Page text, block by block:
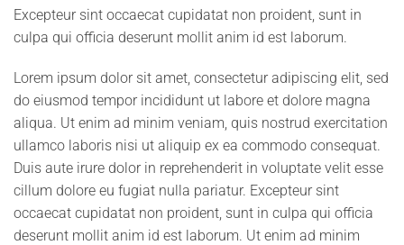
Excepteur sint occaecat cupidatat non proident, sunt in
culpa qui officia deserunt mollit anim id est laborum.
Lorem ipsum dolor sit amet, consectetur adipiscing elit, sed
do eiusmod tempor incididunt ut labore et dolore magna
aliqua. Ut enim ad minim veniam, quis nostrud exercitation
ullamco laboris nisi ut aliquip ex ea commodo consequat.
Duis aute irure dolor in reprehenderit in voluptate velit esse
cillum dolore eu fugiat nulla pariatur. Excepteur sint
occaecat cupidatat non proident, sunt in culpa qui officia
deserunt mollit anim id est laborum. Ut enim ad minim